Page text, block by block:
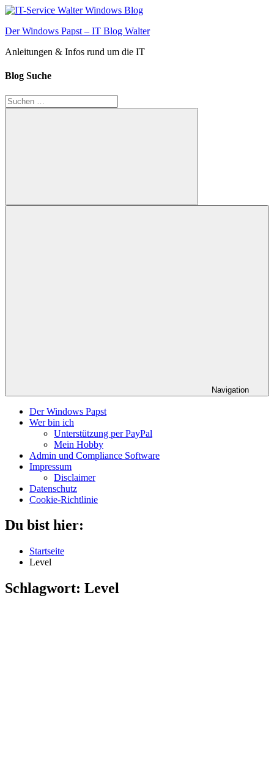
Zum
springen
Der Windows Papst – IT Blog Walter
Anleitungen & Infos rund um die IT
Blog Suche
Suchen
nach:
Suchen
Navigation
Der Windows Papst
Wer bin ich
Unterstützung per PayPal
Mein Hobby
Admin und Compliance Software
Impressum
Disclaimer
Datenschutz
Cookie-Richtlinie
Du bist hier:
Startseite
Level
Schlagwort: Level